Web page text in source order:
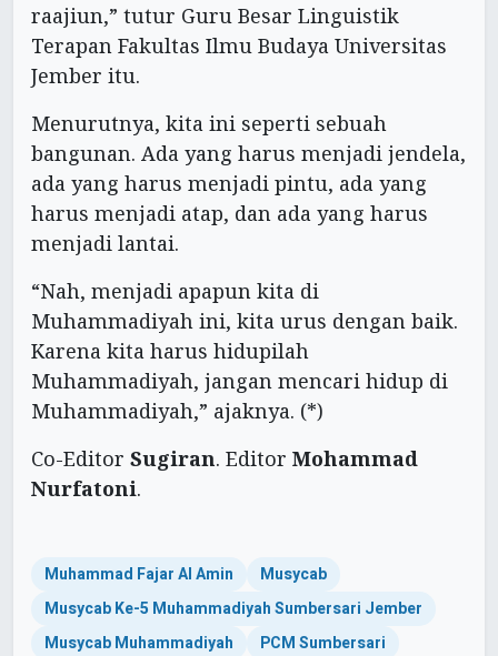
raajiun,” tutur Guru Besar Linguistik
Terapan Fakultas Ilmu Budaya Universitas
Jember itu.
Menurutnya, kita ini seperti sebuah
bangunan. Ada yang harus menjadi jendela,
ada yang harus menjadi pintu, ada yang
harus menjadi atap, dan ada yang harus
menjadi lantai.
“Nah, menjadi apapun kita di
Muhammadiyah ini, kita urus dengan baik.
Karena kita harus hidupilah
Muhammadiyah, jangan mencari hidup di
Muhammadiyah,” ajaknya. (*)
Co-Editor Sugiran. Editor Mohammad
Nurfatoni.
Muhammad Fajar Al Amin
Musycab
Musycab Ke-5 Muhammadiyah Sumbersari Jember
Musycab Muhammadiyah
PCM Sumbersari